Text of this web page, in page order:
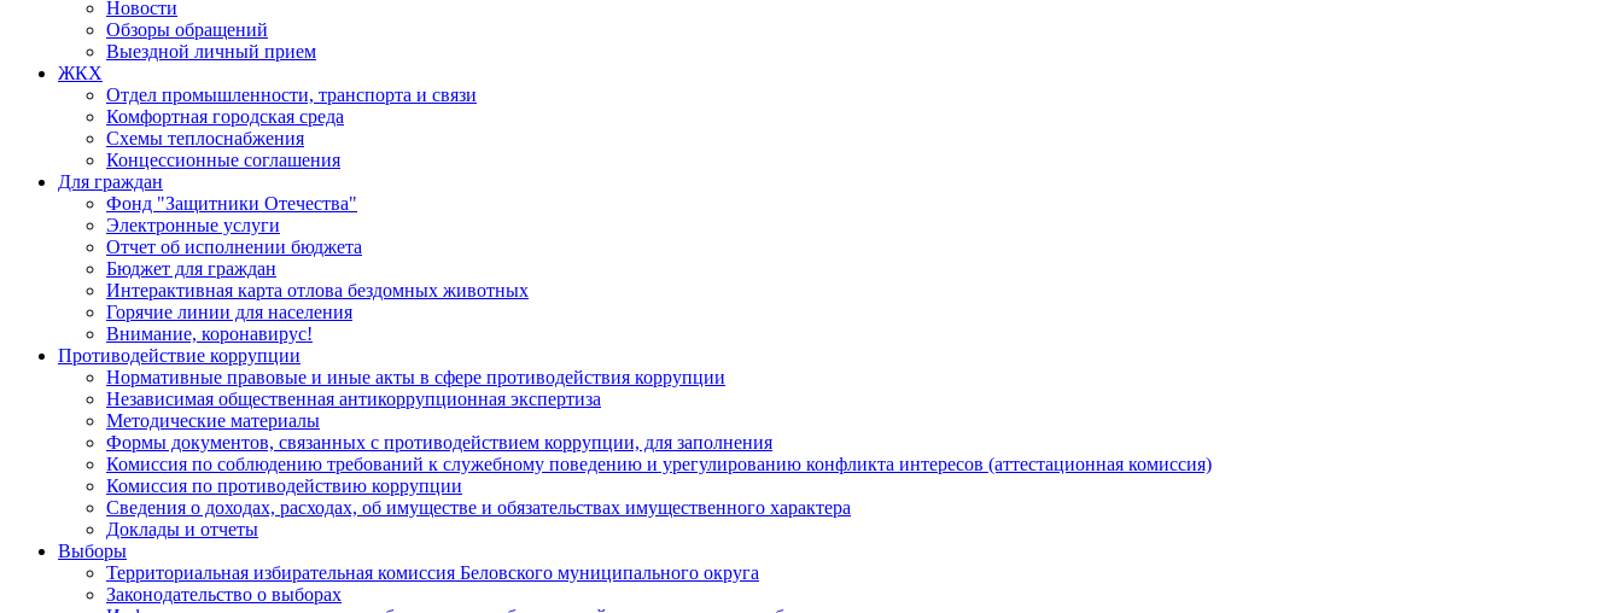
Новости
Обзоры обращений
Выездной личный прием
ЖКХ
Отдел промышленности, транспорта и связи
Комфортная городская среда
Схемы теплоснабжения
Концессионные соглашения
Для граждан
Фонд "Защитники Отечества"
Электронные услуги
Отчет об исполнении бюджета
Бюджет для граждан
Интерактивная карта отлова бездомных животных
Горячие линии для населения
Внимание, коронавирус!
Противодействие коррупции
Нормативные правовые и иные акты в сфере противодействия коррупции
Независимая общественная антикоррупционная экспертиза
Методические материалы
Формы документов, связанных с противодействием коррупции, для заполнения
Комиссия по соблюдению требований к служебному поведению и урегулированию конфликта интересов (аттестационная комиссия)
Комиссия по противодействию коррупции
Сведения о доходах, расходах, об имуществе и обязательствах имущественного характера
Доклады и отчеты
Выборы
Территориальная избирательная комиссия Беловского муниципального округа
Законодательство о выборах